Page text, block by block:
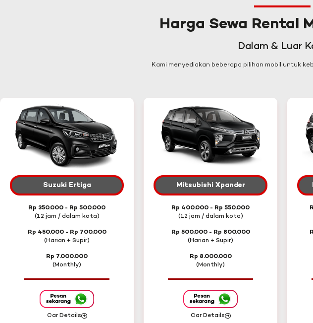
Harga Sewa Rental
Dalam & Luar
Kami menyediakan beberapa pilihan mobil untuk
Suzuki Ertiga
Rp 350.000 - Rp 500.000
(12 jam / dalam kota)
Rp 450.000 - Rp 700.000
(Harian + Supir)
Rp 7.000.000
(Monthly)
Car Details
Mitsubishi Xpander
Rp 400.000 - Rp 550.000
(12 jam / dalam kota)
Rp 500.000 - Rp 800.000
(Harian + Supir)
Rp 8.000.000
(Monthly)
Car Details